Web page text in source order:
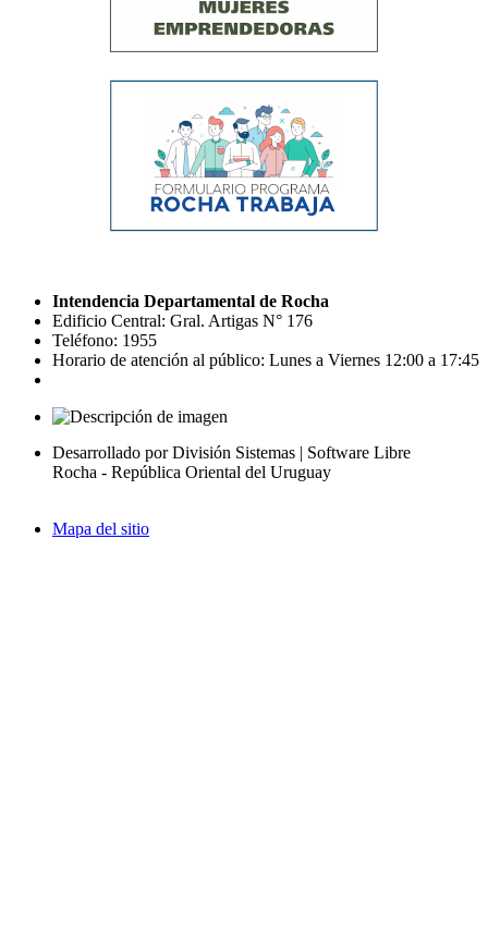
Intendencia Departamental de Rocha
Edificio Central: Gral. Artigas N° 176
Teléfono: 1955
Horario de atención al público: Lunes a Viernes 12:00 a 17:45
Desarrollado por División Sistemas | Software Libre
Rocha - República Oriental del Uruguay
Mapa del sitio